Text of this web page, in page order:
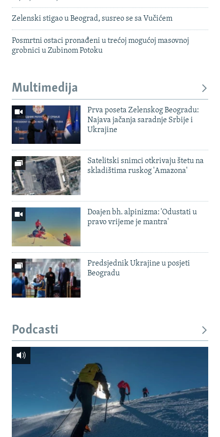
Zelenski stigao u Beograd, susreo se sa Vučićem
Posmrtni ostaci pronađeni u trećoj mogućoj masovnoj
grobnici u Zubinom Potoku
Multimedija
Prva poseta Zelenskog Beogradu:
Najava jačanja saradnje Srbije i
Ukrajine
Satelitski snimci otkrivaju štetu na
skladištima ruskog 'Amazona'
Doajen bh. alpinizma: 'Odustati u
pravo vrijeme je mantra'
Predsjednik Ukrajine u posjeti
Beogradu
Podcasti